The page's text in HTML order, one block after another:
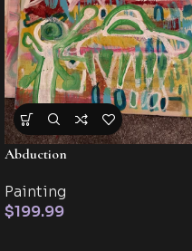
Abduction
Painting
$199.99